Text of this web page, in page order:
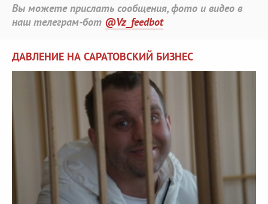
Вы можете прислать сообщения, фото и видео в
наш телеграм-бот @Vz_feedbot
ДАВЛЕНИЕ НА САРАТОВСКИЙ БИЗНЕС